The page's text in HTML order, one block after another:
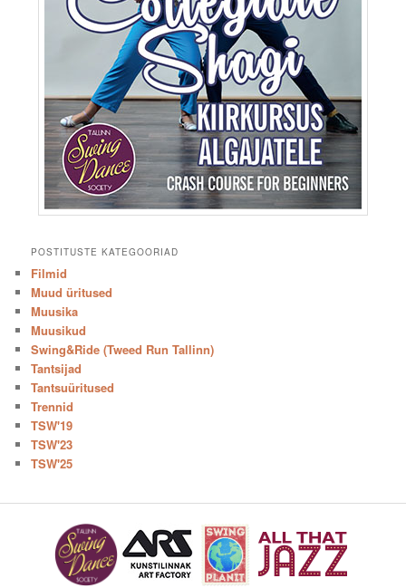
POSTITUSTE KATEGOORIAD
Filmid
Muud üritused
Muusika
Muusikud
Swing&Ride (Tweed Run Tallinn)
Tantsijad
Tantsuüritused
Trennid
TSW'19
TSW'23
TSW'25